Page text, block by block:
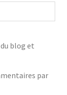
blog et
par